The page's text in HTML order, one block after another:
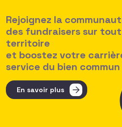
Rejoignez la
des fundraisers sur
territoire
et boostez votre
service du bien commun
En savoir plus